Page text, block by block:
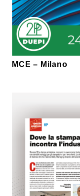
MCE – Milano